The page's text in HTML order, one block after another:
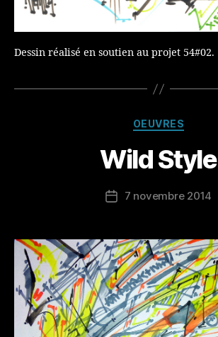
Dessin réalisé en soutien au projet 54#02.
Catégories
OEUVRES
Wild Style
Date7 novembre 2014